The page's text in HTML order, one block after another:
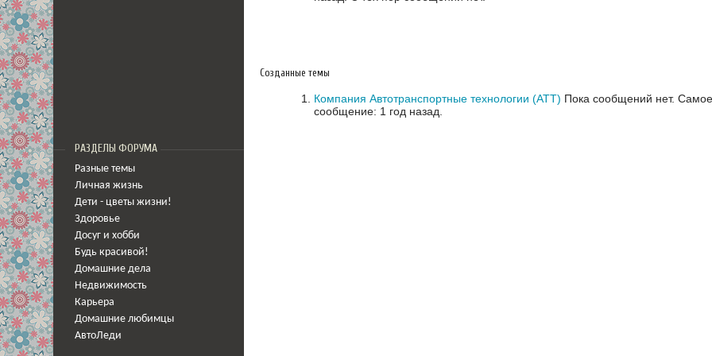
РАЗДЕЛЫ ФОРУМА
Разные темы
Личная жизнь
Дети - цветы жизни!
Здоровье
Досуг и хобби
Будь красивой!
Домашние дела
Недвижимость
Карьера
Домашние любимцы
АвтоЛеди
Созданные темы
Компания Автотранспортные технологии (АТТ) Пока сообщений нет.
сообщение: 1 год назад.